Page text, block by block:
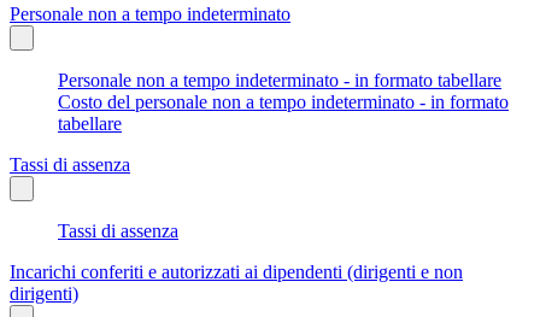
Personale non a tempo indeterminato
Personale non a tempo indeterminato - in formato tabellare
Costo del personale non a tempo indeterminato - in formato
tabellare
Tassi di assenza
Tassi di assenza
Incarichi conferiti e autorizzati ai dipendenti (dirigenti e non
dirigenti)